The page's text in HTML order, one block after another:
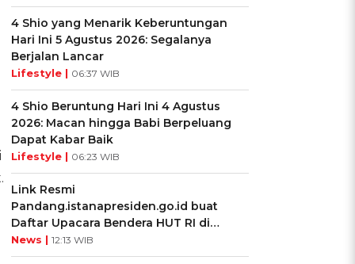
4 Shio yang Menarik Keberuntungan
Hari Ini 5 Agustus 2026: Segalanya
Berjalan Lancar
Lifestyle | 06:37 WIB
4 Shio Beruntung Hari Ini 4 Agustus
2026: Macan hingga Babi Berpeluang
Dapat Kabar Baik
Lifestyle | 06:23 WIB
Link Resmi
Pandang.istanapresiden.go.id buat
Daftar Upacara Bendera HUT RI di
Istana Negara
News | 12:13 WIB